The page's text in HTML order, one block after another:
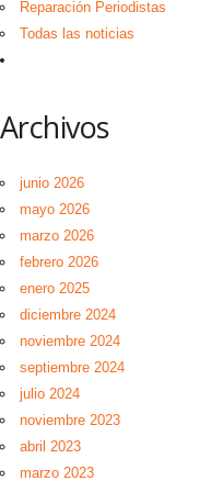
Reparación Periodistas
Todas las noticias
Archivos
junio 2026
mayo 2026
marzo 2026
febrero 2026
enero 2025
diciembre 2024
noviembre 2024
septiembre 2024
julio 2024
noviembre 2023
abril 2023
marzo 2023